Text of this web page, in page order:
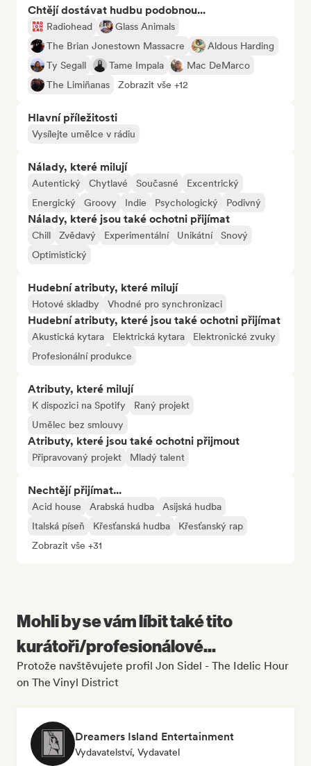
Chtějí dostávat hudbu podobnou...
Radiohead
Glass Animals
The Brian Jonestown Massacre
Aldous Harding
Ty Segall
Tame Impala
Mac DeMarco
The Limiñanas
Zobrazit vše +12
Hlavní příležitosti
Vysílejte umělce v rádiu
Nálady, které milují
Autentický Chytlavé Současné
Excentrický
Energický
Groovy Indie Psychologický Podivný
Nálady, které jsou také ochotni přijímat
Chill Zvědavý Experimentální Unikátní
Snový
Optimistický
Hudební atributy, které milují
Hotové skladby Vhodné pro synchronizaci
Hudební atributy, které jsou také ochotni přijímat
Akustická kytara Elektrická kytara
Elektronické zvuky
Profesionální produkce
Atributy, které milují
K dispozici na Spotify
Raný projekt
Umělec bez smlouvy
Atributy, které jsou také ochotni přijmout
Připravovaný projekt Mladý talent
Nechtějí přijímat...
Acid house Arabská hudba
Asijská hudba
Italská píseň
Křesťanská hudba
Křesťanský rap
Zobrazit vše +31
Mohli by se vám líbit také tito
kurátoři/profesionálové...
Protože navštěvujete profil Jon Sidel - The Idelic Hour
on The Vinyl District
Dreamers Island Entertainment
Vydavatelství, Vydavatel